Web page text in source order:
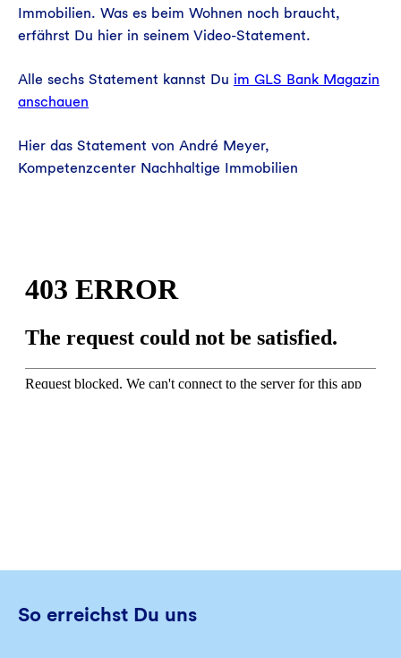
Immobilien. Was es beim Wohnen noch braucht,
erfährst Du hier in seinem Video-Statement.
Alle sechs Statement kannst Du im GLS Bank Magazin
anschauen
Hier das Statement von André Meyer,
Kompetenzcenter Nachhaltige Immobilien
So erreichst Du uns